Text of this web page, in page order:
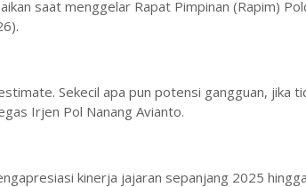
saat menggelar Rapat Pimpinan (Rapim)
Sekecil apa pun potensi gangguan, jika
Irjen Pol Nanang Avianto.
kinerja jajaran sepanjang 2025